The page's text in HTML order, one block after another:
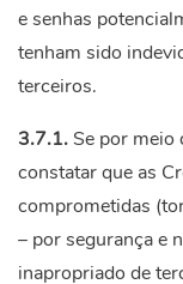
e senhas
tenham sido
terceiros.
3.7.1.Se por meio
constatar que as
comprometidas
– por segurança e
inapropriado de